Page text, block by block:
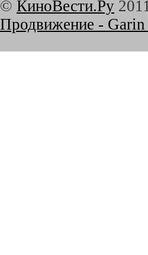
© КиноВести.Ру
Продвижение -